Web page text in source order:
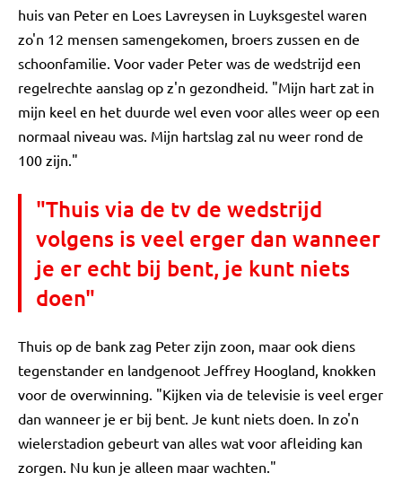
huis van Peter en Loes Lavreysen in Luyksgestel waren
zo'n 12 mensen samengekomen, broers zussen en de
schoonfamilie. Voor vader Peter was de wedstrijd een
regelrechte aanslag op z'n gezondheid. "Mijn hart zat in
mijn keel en het duurde wel even voor alles weer op een
normaal niveau was. Mijn hartslag zal nu weer rond de
100 zijn."
"Thuis via de tv de wedstrijd
volgens is veel erger dan wanneer
je er echt bij bent, je kunt niets
doen"
Thuis op de bank zag Peter zijn zoon, maar ook diens
tegenstander en landgenoot Jeffrey Hoogland, knokken
voor de overwinning. "Kijken via de televisie is veel erger
dan wanneer je er bij bent. Je kunt niets doen. In zo'n
wielerstadion gebeurt van alles wat voor afleiding kan
zorgen. Nu kun je alleen maar wachten."